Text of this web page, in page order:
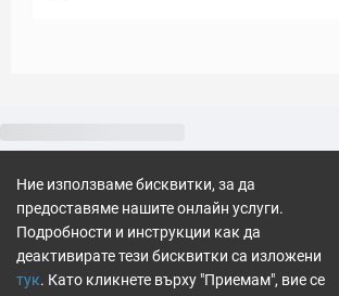
Ние използваме бисквитки, за да
предоставяме нашите онлайн услуги.
Подробности и инструкции как да
деактивирате тези бисквитки са изложени
тук. Като кликнете върху "Приемам", вие се